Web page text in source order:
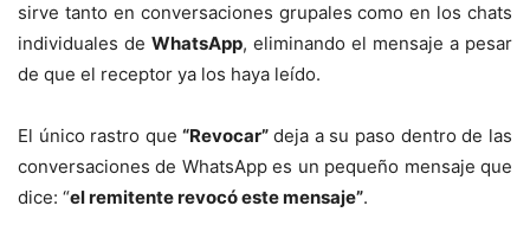
sirve tanto en conversaciones grupales como en los chats
individuales de WhatsApp, eliminando el mensaje a pesar
de que el receptor ya los haya leído.
El único rastro que “Revocar”deja a su paso dentro de las
conversaciones de WhatsApp es un pequeño mensaje que
dice: “el remitente revocó este mensaje”.